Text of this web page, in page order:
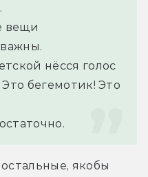
вещи
нёсся голос
бегемотик! Это
якобы